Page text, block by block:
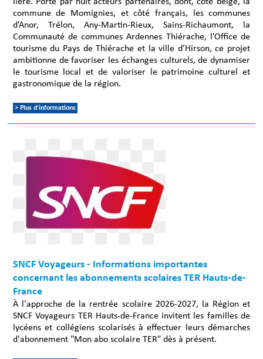
commune de Momi­gnies, et côté français, les communes
d’Anor, Trélon, Any-Martin-Rieux, Sains-Richau­mont, la
Commu­nauté de communes Ardennes Thié­rache, l’Of­fice de
tourisme du Pays de Thié­rache et la ville d’Hir­son, ce projet
ambi­tionne de favo­ri­ser les échanges cultu­rels, de dyna­mi­ser
le tourisme local et de valo­ri­ser le patri­moine cultu­rel et
gastro­no­mique de la région.
> Plus d'informations
SNCF Voyageurs - Informations importantes
concernant les abonnements scolaires TER Hauts-de-
France
À l'approche de la rentrée scolaire 2026-2027, la Région et
SNCF Voyageurs TER Hauts-de-France invitent les familles de
lycéens et collégiens scolarisés à effectuer leurs démarches
d'abonnement "Mon abo scolaire TER" dès à présent.